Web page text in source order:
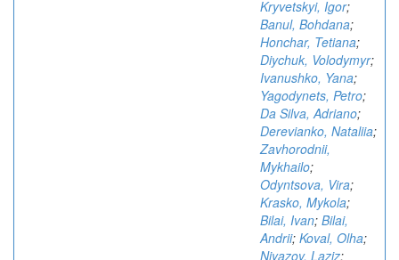
Kryvetskyi, Igor;
Banul, Bohdana;
Honchar, Tetiana;
Diychuk, Volodymyr;
Ivanushko, Yana;
Yagodynets, Petro;
Da Silva, Adriano;
Derevianko, Nataliia;
Zavhorodnii,
Mykhailo;
Odyntsova, Vira;
Krasko, Mykola;
Bilai, Ivan; Bilai,
Andrii; Koval, Olha;
Niyazov, Laziz;